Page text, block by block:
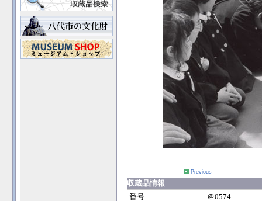
Previous
収蔵品情報
番号
＠0574